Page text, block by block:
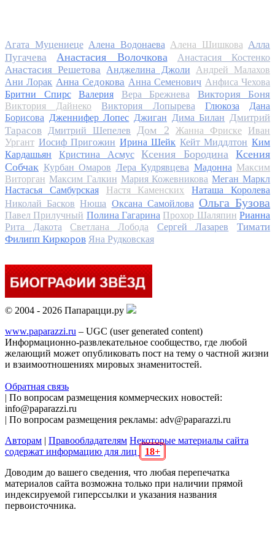
Агата Муцениеце Алена Водонаева Алена Шишкова Алла
Пугачева
Анастасия Волочкова Анастасия Костенко
Анастасия Решетова Анджелина Джоли
Андрей Малахов
Ани Лорак Анна Седокова Анна Семенович Анфиса Чехова
Бритни Спирс
Валерия Вера Брежнева Виктория Боня
Виктория Дайнеко Виктория Лопырева Глюкоза
Дана
Борисова Дженнифер Лопес Джиган Дима Билан Дмитрий
Тарасов
Дмитрий Шепелев Дом 2 Жанна Фриске
Иван
Ургант Иосиф Пригожин Ирина Шейк Кейт Миддлтон Ким
Кардашьян
Кристина Асмус Ксения Бородина
Ксения
Собчак Курбан Омаров Лера Кудрявцева Мадонна Максим
Виторган Максим Галкин Мария Кожевникова Меган Маркл
Настасья Самбурская
Настя Каменских
Наташа Королева
Николай Басков Нюша Оксана Самойлова Ольга Бузова
Павел Прилучный Полина Гагарина Прохор Шаляпин Рианна
Рита Дакота
Светлана Лобода Сергей Лазарев
Тимати
Филипп Киркоров Яна Рудковская
© 2004 - 2026 Папарацци.ру
www.paparazzi.ru – UGC (user generated content)
Информационно-развлекательное сообщество, где любой
желающий может опубликовать пост на тему о частной жизни
и взаимоотношениях мировых знаменитостей.
Обратная связь
| По вопросам размещения коммерческих новостей:
info@paparazzi.ru
| По вопросам размещения рекламы: adv@paparazzi.ru
Авторам | Правообладателям Некоторые материалы сайта
содержат информацию для лиц
18+
Доводим до вашего сведения, что любая перепечатка
материалов сайта возможна только при наличии прямой
индексируемой гиперссылки и указания названия
первоисточника.